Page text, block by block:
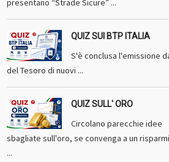
presentano “Strade Sicure” ...
QUIZ SUI BTP ITALIA
S'è conclusa l'emissione
del Tesoro di nuovi ...
QUIZ SULL' ORO
Circolano parecchie idee
sbagliate sull'oro, se convenga a un
...